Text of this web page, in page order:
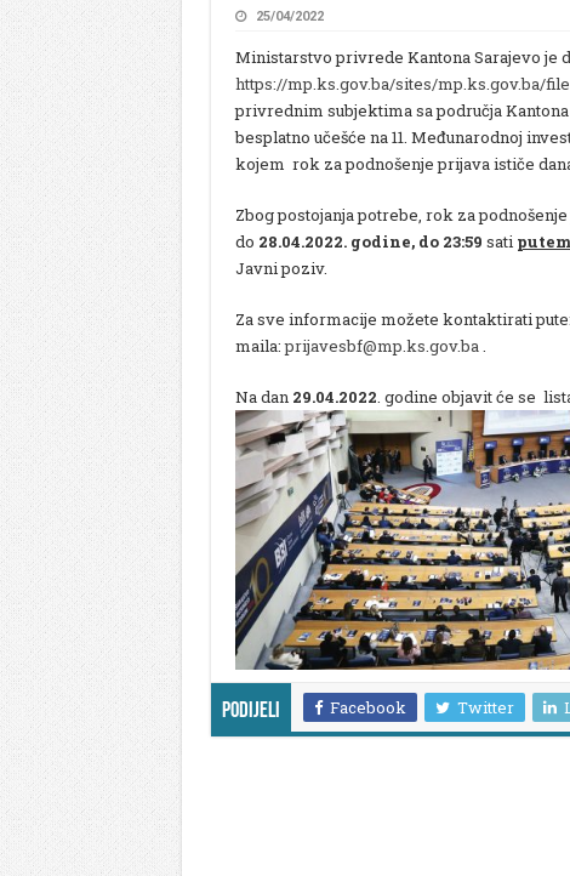
25/04/2022
Ministarstvo privrede Kantona Sarajevo je
https://mp.ks.gov.ba/sites/mp.ks.gov.ba/
privrednim subjektima sa područja
besplatno učešće na 11. Međunarodnoj
kojem rok za podnošenje prijava ističe
Zbog postojanja potrebe, rok za
do 28.04.2022. godine, do 23:59 sati
Javni poziv.
Za sve informacije možete kontaktirati
maila:prijavesbf@mp.ks.gov.ba.
Na dan 29.04.2022. godine objavit će se
Podijeli Facebook Twitter